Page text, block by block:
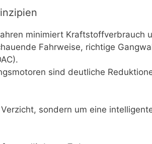
minimiert Kraftstoffverbrauch
Fahrweise, richtige
sind deutliche
sondern um eine